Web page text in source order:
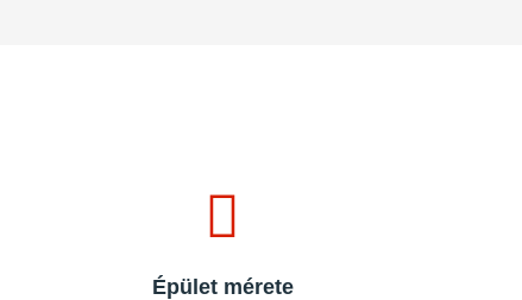
Épület mérete